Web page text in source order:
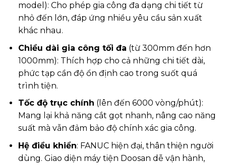
model): Cho phép gia công đa dạng chi tiết từ
nhỏ đến lớn, đáp ứng nhiều yêu cầu sản xuất
khác nhau.
Chiều dài gia công tối đa (từ 300mm đến hơn
1000mm): Thích hợp cho cả những chi tiết dài,
phức tạp cần độ ổn định cao trong suốt quá
trình tiện.
Tốc độ trục chính (lên đến 6000 vòng/phút):
Mang lại khả năng cắt gọt nhanh, nâng cao năng
suất mà vẫn đảm bảo độ chính xác gia công.
Hệ điều khiển: FANUC hiện đại, thân thiện người
dùng. Giao diện máy tiện Doosan dễ vận hành,